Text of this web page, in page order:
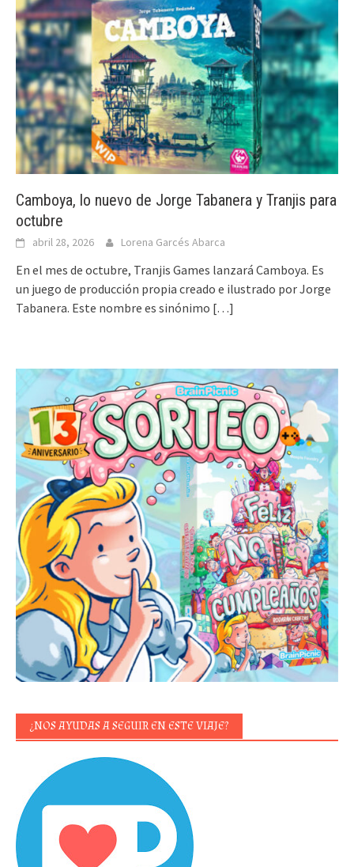
Camboya, lo nuevo de Jorge Tabanera y Tranjis para
octubre
abril 28, 2026 Lorena Garcés Abarca
En el mes de octubre, Tranjis Games lanzará Camboya. Es
un juego de producción propia creado e ilustrado por Jorge
Tabanera. Este nombre es sinónimo […]
¿NOS AYUDAS A SEGUIR EN ESTE VIAJE?